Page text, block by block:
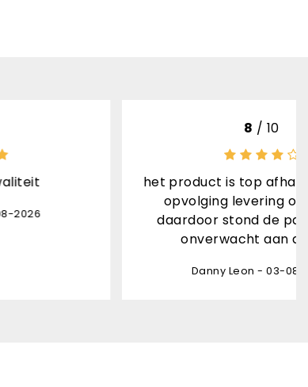
het product is top afhandeling geen
opvolging levering ontvangen
daardoor stond de pakjesdienst
onverwacht aan de deur
Danny Leon - 03-08-2026